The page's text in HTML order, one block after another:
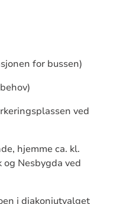
for bussen)
ved
hjemme ca. kl.
og Nesbygda ved
i diakoniutvalget